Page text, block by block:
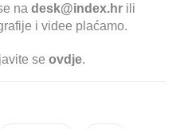
na desk@index.hr ili
i videe plaćamo.
se ovdje.